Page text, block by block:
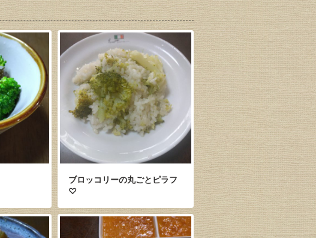
ブロッコリーの丸ごとピラフ
♡